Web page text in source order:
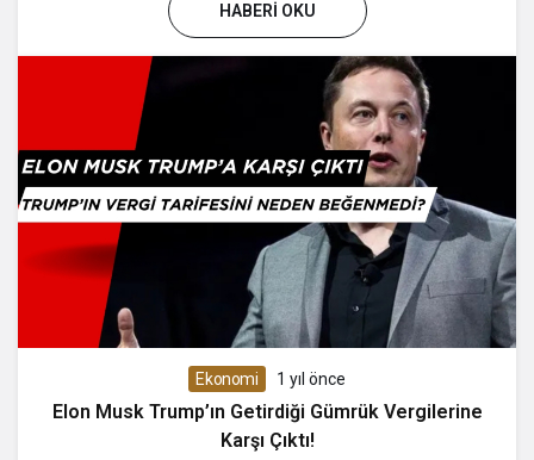
HABERI OKU
Ekonomi 1 yıl önce
Elon Musk Trump’ın Getirdiği Gümrük Vergilerine
Karşı Çıktı!